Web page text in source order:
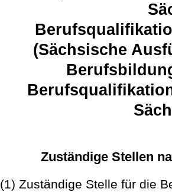
(Sächsische
Zuständige Stellen
(1) Zuständige Stelle für die